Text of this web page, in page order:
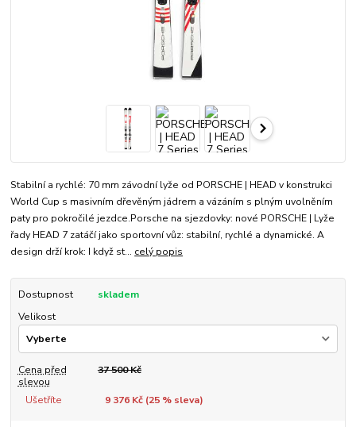
Stabilní a rychlé: 70 mm závodní lyže od PORSCHE | HEAD v konstrukci
World Cup s masivním dřevěným jádrem a vázáním s plným uvolněním
paty pro pokročilé jezdce.Porsche na sjezdovky: nové PORSCHE | Lyže
řady HEAD 7 zatáčí jako sportovní vůz: stabilní, rychlé a dynamické. A
design drží krok: I když st... celý popis
Dostupnost
skladem
Velikost
Cena před
slevou
37 500 Kč
Ušetříte 9 376 Kč (25% sleva)